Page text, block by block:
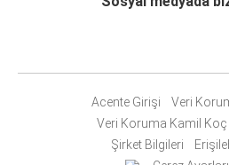
Acente Girişi
Veri
Veri Koruma Kamil Koç
Şirket Bilgileri